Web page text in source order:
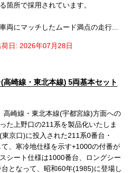
箇所で採用されています。
両にマッチしたムード満点の走行...
荷日: 2026年07月28日
高崎線・東北本線) 5両基本セット
高崎線・東北本線(宇都宮線)方面への
た上野口の211系を製品化いたしま
京口)に投入された211系0番台・
、寒冷地仕様を示す+1000の付番が
シート仕様は1000番台、ロングシー
台となって、昭和60年(1985)に登場し